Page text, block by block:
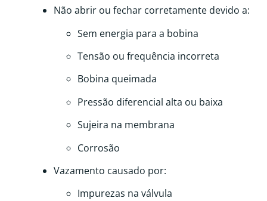
Não abrir ou fechar corretamente devido a:
Sem energia para a bobina
Tensão ou frequência incorreta
Bobina queimada
Pressão diferencial alta ou baixa
Sujeira na membrana
Corrosão
Vazamento causado por:
Impurezas na válvula